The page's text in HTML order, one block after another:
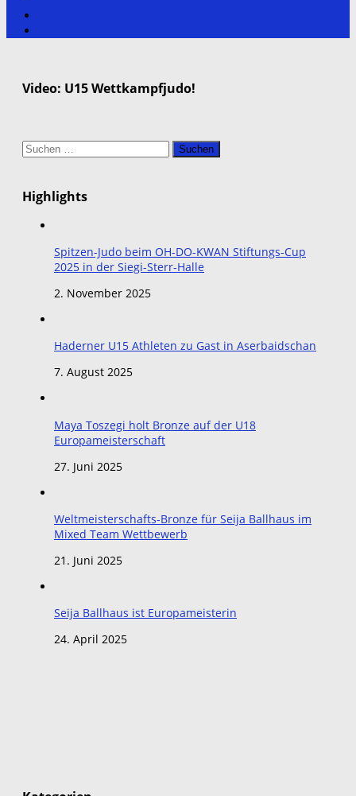
Video: U15 Wettkampfjudo!
Suchen
nach:
Highlights
Spitzen-Judo beim OH-DO-KWAN Stiftungs-Cup
2025 in der Siegi-Sterr-Halle
2. November 2025
Haderner U15 Athleten zu Gast in Aserbaidschan
7. August 2025
Maya Toszegi holt Bronze auf der U18
Europameisterschaft
27. Juni 2025
Weltmeisterschafts-Bronze für Seija Ballhaus im
Mixed Team Wettbewerb
21. Juni 2025
Seija Ballhaus ist Europameisterin
24. April 2025